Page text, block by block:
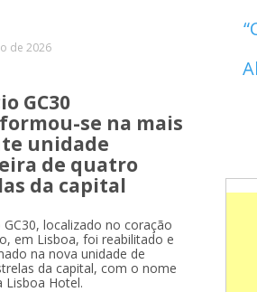
de 2026
GC30
se na mais
unidade
de quatro
da capital
GC30, localizado no coração
em Lisboa, foi reabilitado e
na nova unidade de
da capital, com o nome
Lisboa Hotel.